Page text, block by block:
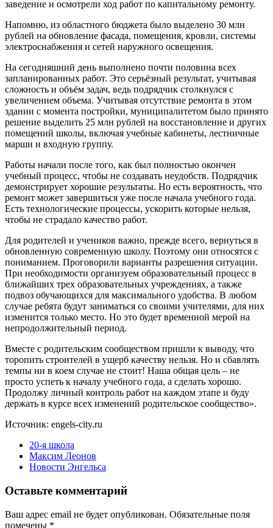
заведение и осмотрели ход работ по капитальному ремонту.
Напомню, из областного бюджета было выделено 30 млн
рублей на обновление фасада, помещения, кровли, системы
электроснабжения и сетей наружного освещения.
На сегодняшний день выполнено почти половина всех
запланированных работ. Это серьёзный результат, учитывая
сложность и объём задач, ведь подрядчик столкнулся с
увеличением объема. Учитывая отсутствие ремонта в этом
здании с момента постройки, муниципалитетом было принято
решение выделить 25 млн рублей на восстановление и других
помещений школы, включая учебные кабинеты, лестничные
марши и входную группу.
Работы начали после того, как был полностью окончен
учебный процесс, чтобы не создавать неудобств. Подрядчик
демонстрирует хорошие результаты. Но есть вероятность, что
ремонт может завершиться уже после начала учебного года.
Есть технологические процессы, ускорить которые нельзя,
чтобы не страдало качество работ.
Для родителей и учеников важно, прежде всего, вернуться в
обновленную современную школу. Поэтому они относятся с
пониманием. Проговорили варианты разрешения ситуации.
При необходимости организуем образовательный процесс в
ближайших трех образовательных учреждениях, а также
подвоз обучающихся для максимального удобства. В любом
случае ребята будут заниматься со своими учителями, для них
изменится только место. Но это будет временной мерой на
непродолжительный период.
Вместе с родительским сообществом пришли к выводу, что
торопить строителей в ущерб качеству нельзя. Но и сбавлять
темпы ни в коем случае не стоит! Наша общая цель – не
просто успеть к началу учебного года, а сделать хорошо.
Продолжу личный контроль работ на каждом этапе и буду
держать в курсе всех изменений родительское сообщество».
Источник: engels-city.ru
20-я школа
Максим Леонов
Новости Энгельса
Оставьте комментарий
Ваш адрес email не будет опубликован. Обязательные поля
помечены *